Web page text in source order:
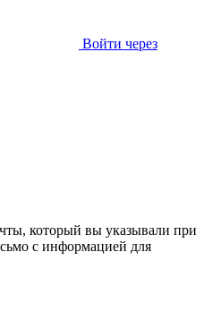
Войти через
который вы указывали при
с информацией для